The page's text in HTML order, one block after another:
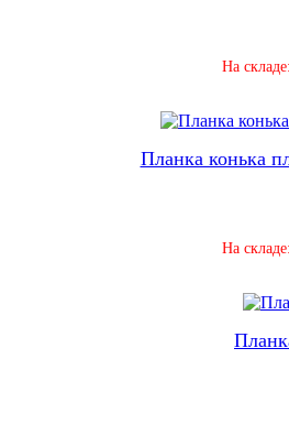
На
Планка конька
На